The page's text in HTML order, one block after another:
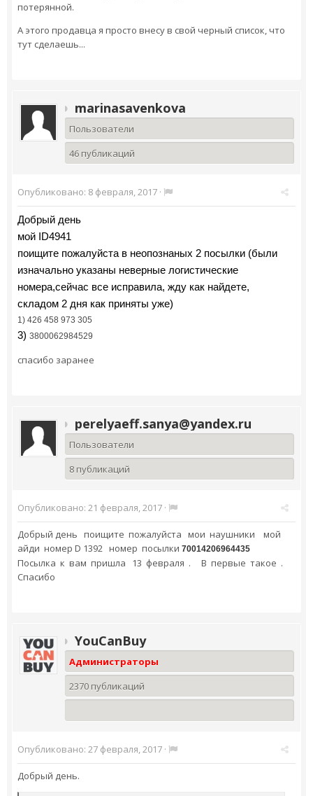
потерянной.
А этого продавца я просто внесу в свой черный список, что
тут сделаешь...
marinasavenkova
Пользователи
46 публикаций
Опубликовано: 8 февраля, 2017 ·
Добрый день
мой ID4941
поищите пожалуйста в неопознаных 2 посылки (были
изначально указаны неверные логистические
номера,сейчас все исправила, жду как найдете,
складом 2 дня как приняты уже)
1) 426 458 973 305
3) 3800062984529
спасибо заранее
perelyaeff.sanya@yandex.ru
Пользователи
8 публикаций
Опубликовано: 21 февраля, 2017 ·
Добрый день поищите пожалуйста мои наушники мой
айди номер D 1392 номер посылки 70014206964435
Посылка к вам пришла 13 февраля . В первые такое .
Спасибо
YouCanBuy
Администраторы
2370 публикаций
Опубликовано: 27 февраля, 2017 ·
Добрый день.